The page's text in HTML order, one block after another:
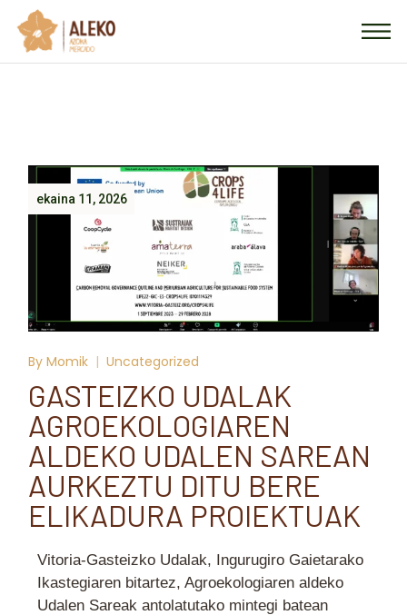
ekaina 11, 2026
By Momik Uncategorized
GASTEIZKO UDALAK
AGROEKOLOGIAREN
ALDEKO UDALEN SAREAN
AURKEZTU DITU BERE
ELIKADURA PROIEKTUAK
Vitoria-Gasteizko Udalak, Ingurugiro Gaietarako
Ikastegiaren bitartez, Agroekologiaren aldeko
Udalen Sareak antolatutako mintegi batean